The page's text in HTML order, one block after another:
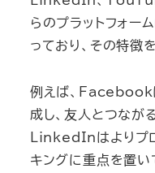
らのプラットフォー
っており、その特徴
例えば、Facebook
成し、友人とつなが
LinkedInはよりプ
キングに重点を置